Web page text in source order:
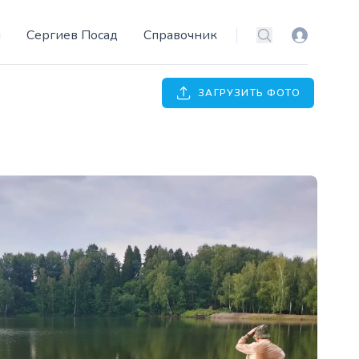
Сергиев Посад Справочник Поиск Вход
ЗАГРУЗИТЬ ФОТО